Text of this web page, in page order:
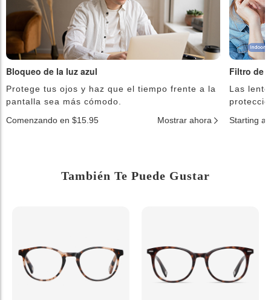
Bloqueo de la luz azul
Protege tus ojos y haz que el tiempo frente a la
pantalla sea más cómodo.
Comenzando en $15.95
Mostrar ahora
Filtro de
Las
Starting at
También Te Puede Gustar